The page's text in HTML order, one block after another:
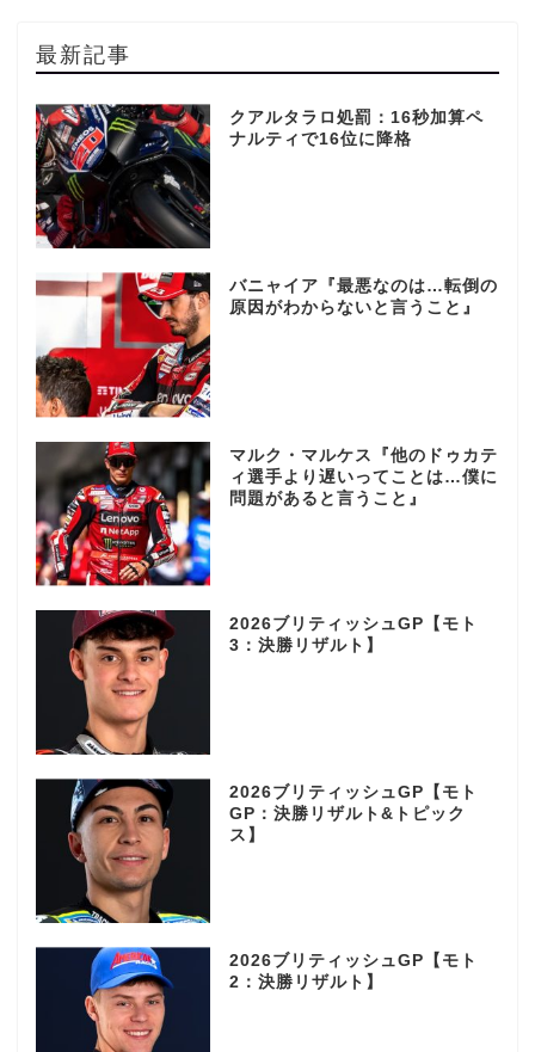
最新記事
クアルタラロ処罰：16秒加算ペ
ナルティで16位に降格
バニャイア『最悪なのは…転倒の
原因がわからないと言うこと』
マルク・マルケス『他のドゥカテ
ィ選手より遅いってことは…僕に
問題があると言うこと』
2026ブリティッシュGP【モト
3：決勝リザルト】
2026ブリティッシュGP【モト
GP：決勝リザルト&トピック
ス】
2026ブリティッシュGP【モト
2：決勝リザルト】